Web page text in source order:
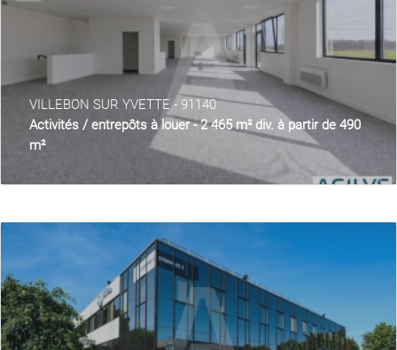
VILLEBON SUR YVETTE - 91140
Activités / entrepôts à louer - 2 465 m² div. à partir de 490
m²